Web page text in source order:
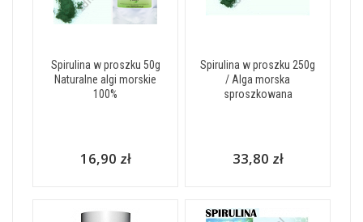
Spirulina w proszku 50g
Naturalne algi morskie
100%
16,90 zł
Spirulina w proszku 250g
/ Alga morska
sproszkowana
33,80 zł